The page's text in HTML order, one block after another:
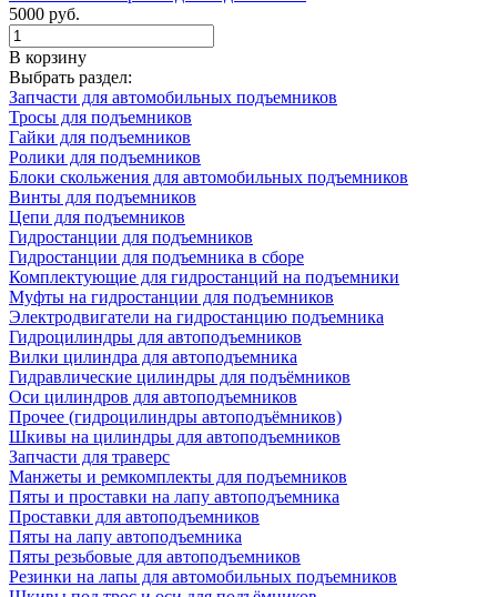
5000 руб.
В корзину
Выбрать раздел:
Запчасти для автомобильных подъемников
Тросы для подъемников
Гайки для подъемников
Ролики для подъемников
Блоки скольжения для автомобильных подъемников
Винты для подъемников
Цепи для подъемников
Гидростанции для подъемников
Гидростанции для подъемника в сборе
Комплектующие для гидростанций на подъемники
Муфты на гидростанции для подъемников
Электродвигатели на гидростанцию подъемника
Гидроцилиндры для автоподъемников
Вилки цилиндра для автоподъемника
Гидравлические цилиндры для подъёмников
Оси цилиндров для автоподъемников
Прочее (гидроцилиндры автоподъёмников)
Шкивы на цилиндры для автоподъемников
Запчасти для траверс
Манжеты и ремкомплекты для подъемников
Пяты и проставки на лапу автоподъемника
Проставки для автоподъемников
Пяты на лапу автоподъемника
Пяты резьбовые для автоподъемников
Резинки на лапы для автомобильных подъемников